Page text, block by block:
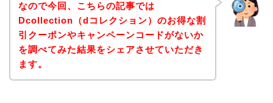
なので今回、こちらの記事では
Dcollection（dコレクション）のお得な割
引クーポンやキャンペーンコードがないか
を調べてみた結果をシェアさせていただき
ます。